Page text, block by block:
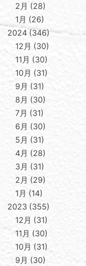
2月
28
1月
26
2024 346
12月
30
11月
30
10月
31
9月
31
8月
30
7月
31
6月
30
5月
31
4月
28
3月
31
2月
29
1月
14
2023 355
12月
31
11月
30
10月
31
9月
30